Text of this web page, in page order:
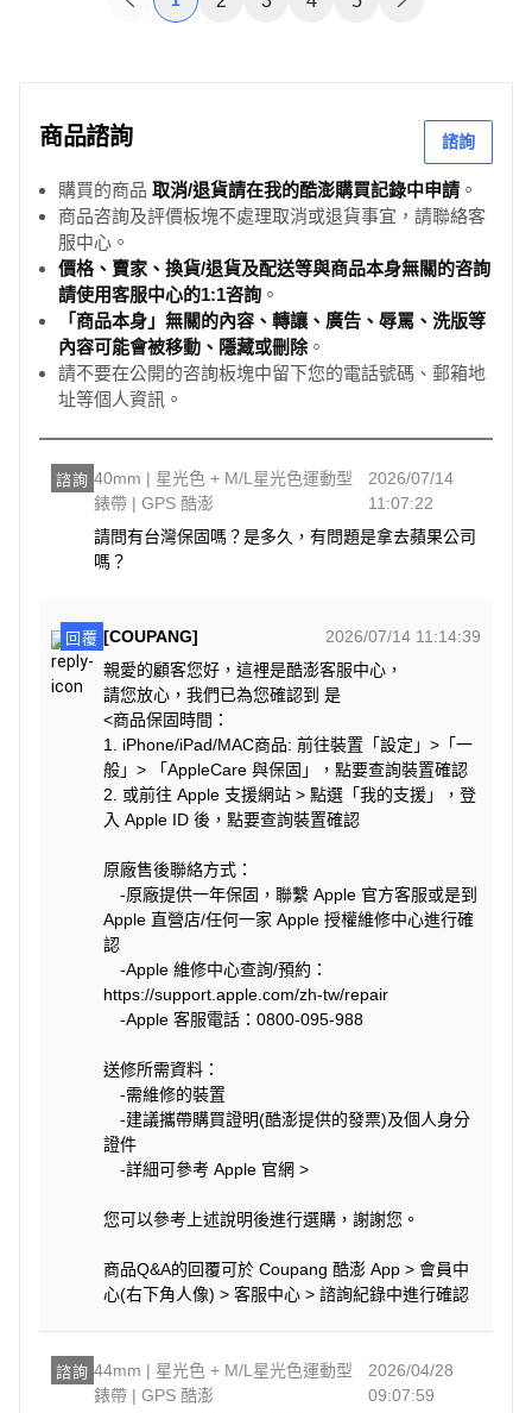
商品諮詢 諮詢
購買的商品 取消/退貨請在我的酷澎購買記錄中申請 。
商品咨詢及評價板塊不處理取消或退貨事宜，請聯絡客
服中心。
價格、賣家、換貨/退貨及配送等與商品本身無關的咨詢
請使用客服中心的1:1咨詢 。
「商品本身」無關的內容、轉讓、廣告、辱罵、洗版等
內容可能會被移動、隱藏或刪除。
請不要在公開的咨詢板塊中留下您的電話號碼、郵箱地
址等個人資訊。
諮詢 40mm | 星光色 + M/L星光色運動型
錶帶 | GPS 酷澎
2026/07/14
11:07:22
請問有台灣保固嗎？是多久，有問題是拿去蘋果公司
嗎？
回覆 [COUPANG]
2026/07/14 11:14:39
親愛的顧客您好，這裡是酷澎客服中心，
請您放心，我們已為您確認到 是
<商品保固時間：
1. iPhone/iPad/MAC商品: 前往裝置「設定」>「一
般」> 「AppleCare 與保固」，點要查詢裝置確認
2. 或前往 Apple 支援網站 > 點選「我的支援」，登
入 Apple ID 後，點要查詢裝置確認
原廠售後聯絡方式：
-原廠提供一年保固，聯繫 Apple 官方客服或是到
Apple 直營店/任何一家 Apple 授權維修中心進行確
認
-Apple 維修中心查詢/預約：
https://support.apple.com/zh-tw/repair
-Apple 客服電話：0800-095-988
送修所需資料：
-需維修的裝置
-建議攜帶購買證明(酷澎提供的發票)及個人身分
證件
-詳細可參考 Apple 官網 >
您可以參考上述說明後進行選購，謝謝您。
商品Q&A的回覆可於 Coupang 酷澎 App > 會員中
心(右下角人像) > 客服中心 > 諮詢紀錄中進行確認
諮詢 44mm | 星光色 + M/L星光色運動型
錶帶 | GPS 酷澎
2026/04/28
09:07:59